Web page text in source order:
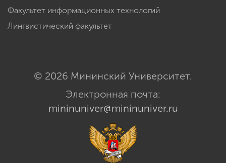
Факультет информационных технологий
Лингвистический факультет
© 2026 Мининский Университет.
Электронная почта:
mininuniver@mininuniver.ru